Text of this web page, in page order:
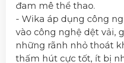
đam mê thể thao.
- Wika áp dụng công
vào công nghệ dệt vải,
những rãnh nhỏ thoát
thấm hút cực tốt, ít bị